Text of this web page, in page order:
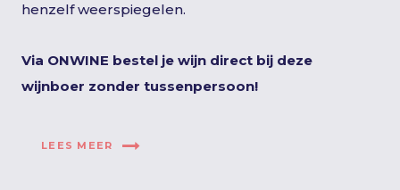
henzelf weerspiegelen.
Via ONWINE bestel je wijn direct bij deze
wijnboer zonder tussenpersoon!
LEES MEER